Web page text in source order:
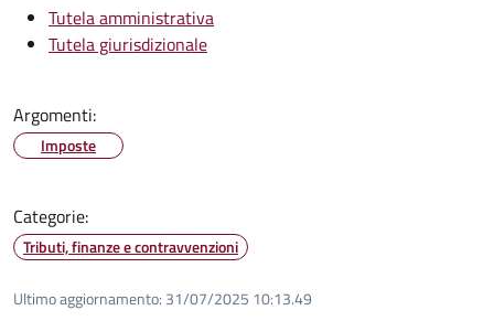
Tutela amministrativa
Tutela giurisdizionale
Argomenti:
Imposte
Categorie:
Tributi, finanze e contravvenzioni
Ultimo aggiornamento: 31/07/2025 10:13.49